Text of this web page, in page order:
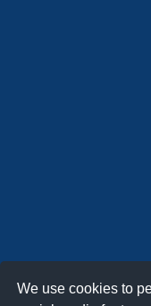
We use cookies to